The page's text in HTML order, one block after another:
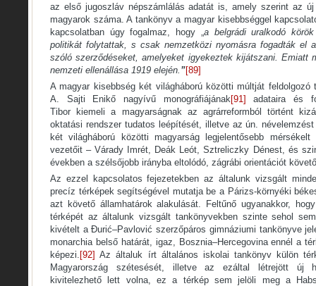
az első jugoszláv népszámlálás adatát is, amely szerint az
magyarok száma. A tankönyv a magyar kisebbséggel
kapcsolatban úgy fogalmaz, hogy „ a belgrádi uralkodó
politikát folytattak, s csak nemzetközi nyomásra fogadták el
szóló szerződéseket, amelyeket igyekeztek kijátszani. Emiatt
nemzeti ellenállása 1919 elején. ”[89]
A magyar kisebbség két világháború közötti múltját feldolgozó
A. Sajti Enikő nagyívű monográfiájának[91] adataira és
Tibor kiemeli a magyarságnak az agrárreformból történt
oktatási rendszer tudatos leépítését, illetve az ún.
két világháború közötti magyarság legjelentősebb
vezetőit – Várady Imrét, Deák Leót, Sztreliczky Dénest, és
években a szélsőjobb irányba eltolódó, zágrábi orientációt
Az ezzel kapcsolatos fejezetekben az általunk vizsgált
precíz térképek segítségével mutatja be a Párizs-környéki
azt követő államhatárok alakulását. Feltűnő ugyanakkor,
térképét az általunk vizsgált tankönyvekben szinte sehol
kivételt a Đurić–Pavlović szerzőpáros gimnáziumi tankönyve
monarchia belső határát, igaz, Bosznia–Hercegovina ennél a
képezi. [92] Az általuk írt általános iskolai tankönyv külön
Magyarország szétesését, illetve az ezáltal létrejött új
kivitelezhető lett volna, ez a térkép sem jelöli meg a